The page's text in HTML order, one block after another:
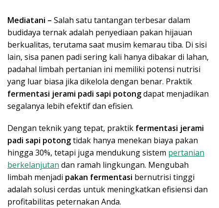
Mediatani – Salah satu tantangan terbesar dalam
budidaya ternak adalah penyediaan pakan hijauan
berkualitas, terutama saat musim kemarau tiba. Di sisi
lain, sisa panen padi sering kali hanya dibakar di lahan,
padahal limbah pertanian ini memiliki potensi nutrisi
yang luar biasa jika dikelola dengan benar. Praktik
fermentasi jerami padi sapi potongdapat menjadikan
segalanya lebih efektif dan efisien.
Dengan teknik yang tepat, praktik fermentasi jerami
padi sapi potongtidak hanya menekan biaya pakan
hingga 30%, tetapi juga mendukung sistem pertanian
berkelanjutan dan ramah lingkungan. Mengubah
limbah menjadi pakan fermentasi bernutrisi tinggi
adalah solusi cerdas untuk meningkatkan efisiensi dan
profitabilitas peternakan Anda.